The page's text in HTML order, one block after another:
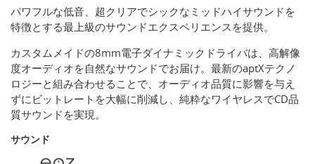
パワフルな低音、超クリアでシックなミッドハイサウンドを
特徴とする最上級のサウンドエクスペリエンスを提供。
カスタムメイドの8mm電子ダイナミックドライバは、高解像
度オーディオを自然なサウンドでお届け。最新のaptXテクノ
ロジーと組み合わせることで、オーディオ品質に影響を与え
ずにビットレートを大幅に削減し、純粋なワイヤレスでCD品
質サウンドを実現。
サウンド